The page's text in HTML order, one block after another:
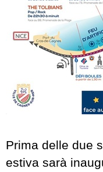
Prima delle due
estiva sarà